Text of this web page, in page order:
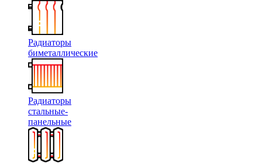
Радиаторы
биметаллические
Радиаторы
стальные-
панельные